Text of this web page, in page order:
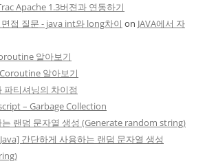
Apache 1.3버젼과 연동하기
접 질문 - java int와 long차이 on JAVA에서 자
알아보기
알아보기
파티셔닝의 차이점
– Garbage Collection
는 랜덤 문자열 생성 (Generate random string)
간단하게 사용하는 랜덤 문자열 생성